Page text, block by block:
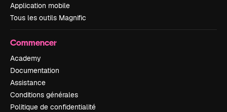
Application mobile
Tous les outils Magnific
Commencer
Academy
Documentation
Assistance
Conditions générales
Politique de confidentialité